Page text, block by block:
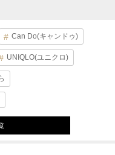
Can Do(キャンドゥ)
UNIQLO(ユニクロ)